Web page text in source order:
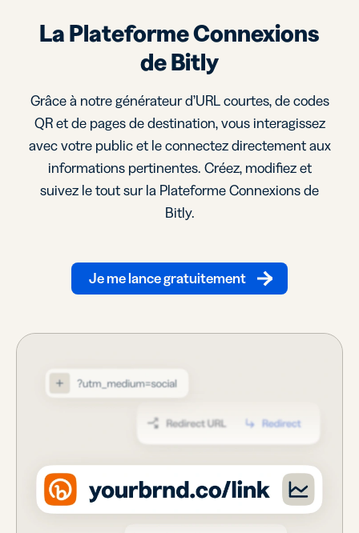
La Plateforme Connexions
de Bitly
Grâce à notre générateur d’URL courtes, de codes
QR et de pages de destination, vous interagissez
avec votre public et le connectez directement aux
informations pertinentes. Créez, modifiez et
suivez le tout sur la Plateforme Connexions de
Bitly.
Je me lance gratuitement